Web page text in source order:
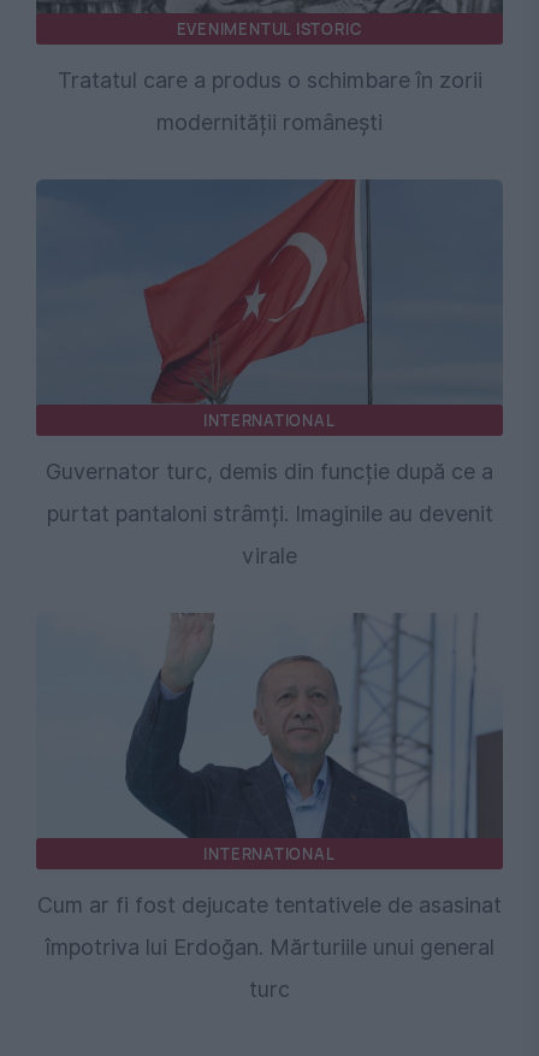
EVENIMENTUL ISTORIC
Tratatul care a produs o schimbare în zorii
modernității românești
INTERNATIONAL
Guvernator turc, demis din funcție după ce a
purtat pantaloni strâmți. Imaginile au devenit
virale
INTERNATIONAL
Cum ar fi fost dejucate tentativele de asasinat
împotriva lui Erdoğan. Mărturiile unui general
turc